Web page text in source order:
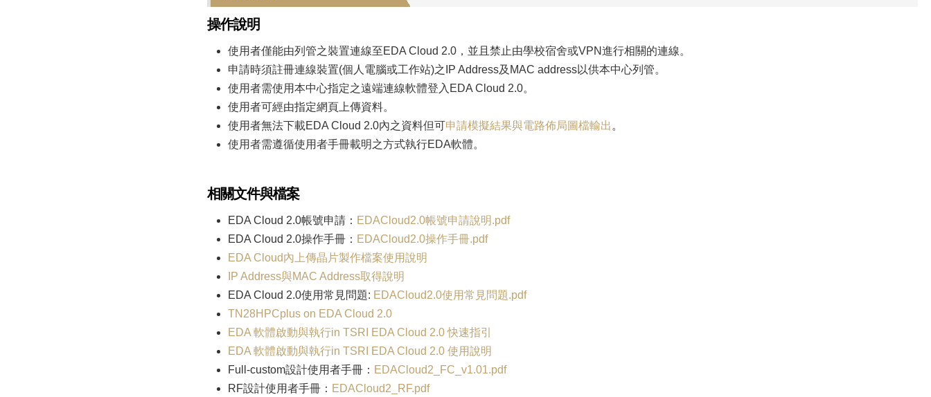
操作說明
使用者僅能由列管之裝置連線至EDA Cloud 2.0，並且禁止由學校宿舍或VPN進行相關的連線。
申請時須註冊連線裝置(個人電腦或工作站)之IP Address及MAC address以供本中心列管。
使用者需使用本中心指定之遠端連線軟體登入EDA Cloud 2.0。
使用者可經由指定網頁上傳資料。
使用者無法下載EDA Cloud 2.0內之資料但可申請模擬結果與電路佈局圖檔輸出 。
使用者需遵循使用者手冊載明之方式執行EDA軟體。
相關文件與檔案
EDA Cloud 2.0帳號申請： EDACloud2.0帳號申請說明.pdf
EDA Cloud 2.0操作手冊： EDACloud2.0操作手冊.pdf
EDA Cloud內上傳晶片製作檔案使用說明
IP Address與MAC Address取得說明
EDA Cloud 2.0使用常見問題: EDACloud2.0使用常見問題.pdf
TN28HPCplus on EDA Cloud 2.0
EDA 軟體啟動與執行in TSRI EDA Cloud 2.0 快速指引
EDA 軟體啟動與執行in TSRI EDA Cloud 2.0 使用說明
Full-custom設計使用者手冊： EDACloud2_FC_v1.01.pdf
RF設計使用者手冊： EDACloud2_RF.pdf